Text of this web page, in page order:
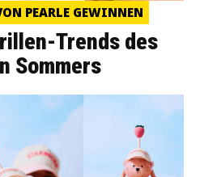
PEARLE GEWINNEN
Trends des
Sommers